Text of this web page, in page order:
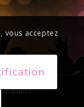
vous acceptez